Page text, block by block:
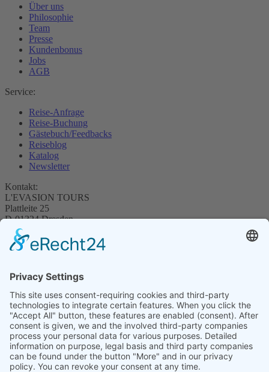
Über uns
Philosophie
Team
Presse
Kundenbonus
Jobs
AGB
Service:
Reise-Anfrage
Reise-Buchung
Gästebuch/Feedbacks
Reiseblog
Katalog
Newsletter
Kontakt:
L'EVASION TOURS
Plattleite 25
D-01324 Dresden
Tel.: +49 351-8480846
info@evasion-tours.de